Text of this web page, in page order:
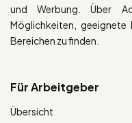
und Werbung. Über
Möglichkeiten, geeignete
Bereichen zu finden.
Für Arbeitgeber
Übersicht